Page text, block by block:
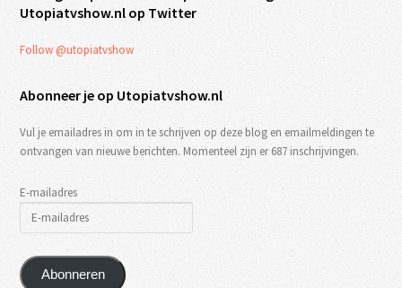
Utopiatvshow.nl op Twitter
Follow @utopiatvshow
Abonneer je op Utopiatvshow.nl
Vul je emailadres in om in te schrijven op deze blog en emailmeldingen te
ontvangen van nieuwe berichten. Momenteel zijn er 687 inschrijvingen.
E-mailadres
Abonneren